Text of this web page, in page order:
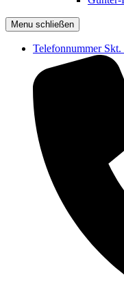
Menu schließen
Telefonnummer